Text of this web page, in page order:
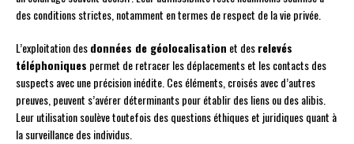
des conditions strictes, notamment en termes de respect de la vie privée.
L’exploitation desdonnées de géolocalisation et desrelevés
téléphoniques permet de retracer les déplacements et les contacts des
suspects avec une précision inédite. Ces éléments, croisés avec d’autres
preuves, peuvent s’avérer déterminants pour établir des liens ou des alibis.
Leur utilisation soulève toutefois des questions éthiques et juridiques quant à
la surveillance des individus.